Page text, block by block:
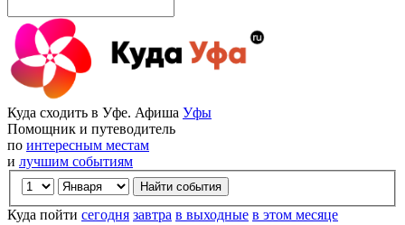
Куда сходить в Уфе. Афиша Уфы
Помощник и путеводитель
по интересным местам
и лучшим событиям
Куда пойти сегодня завтра в выходные в этом месяце